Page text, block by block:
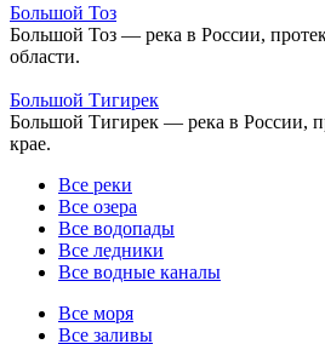
Большой Тоз
Большой Тоз — река в России,
области.
Большой Тигирек
Большой Тигирек — река в России,
крае.
Все реки
Все озера
Все водопады
Все ледники
Все водные каналы
Все моря
Все заливы